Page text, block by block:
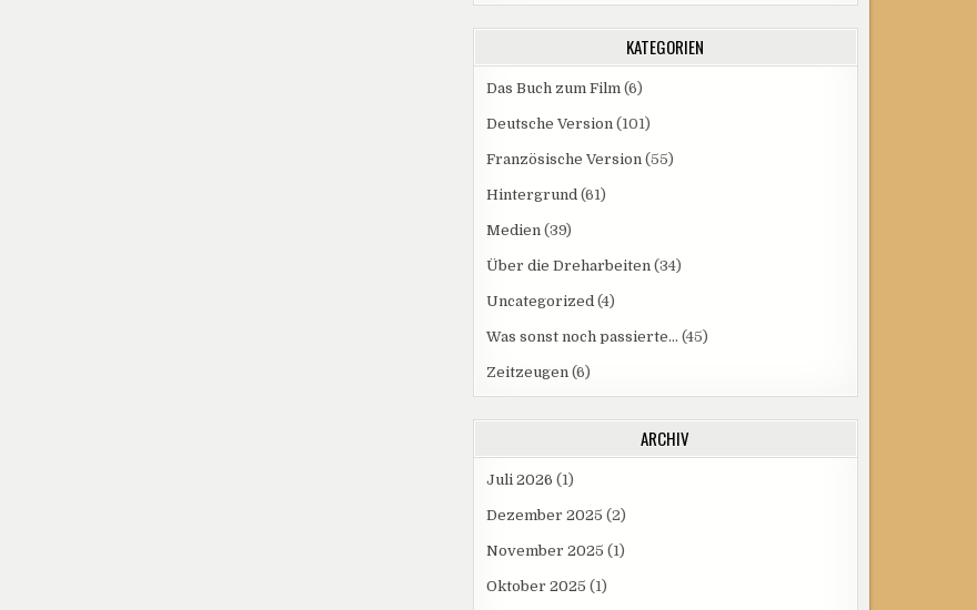
KATEGORIEN
Das Buch zum Film(6)
Deutsche Version(101)
Französische Version(55)
Hintergrund(61)
Medien(39)
Über die Dreharbeiten(34)
Uncategorized(4)
Was sonst noch passierte… (45)
Zeitzeugen(6)
ARCHIV
Juli 2026 (1)
Dezember 2025 (2)
November 2025 (1)
Oktober 2025 (1)